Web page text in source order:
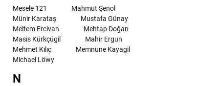
Mesele 121
Mahmut Şenol
Münir Karataş
Mustafa Günay
Meltem Ercivan
Mehtap Doğan
Masis Kürkçügil
Mahir Ergun
Mehmet Kılıç
Memnune Kayagil
Michael Löwy
N